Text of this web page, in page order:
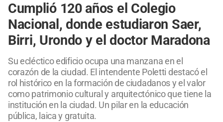
Cumplió 120 años el Colegio
Nacional, donde estudiaron Saer,
Birri, Urondo y el doctor Maradona
Su ecléctico edificio ocupa una manzana en el
corazón de la ciudad. El intendente Poletti destacó el
rol histórico en la formación de ciudadanos y el valor
como patrimonio cultural y arquitectónico que tiene la
institución en la ciudad. Un pilar en la educación
pública, laica y gratuita.